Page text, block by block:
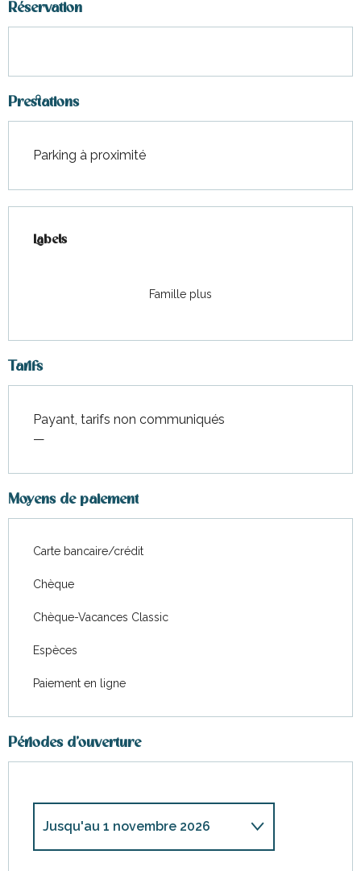
Réservation
Prestations
Parking à proximité
Labels
Labels
Famille plus
Tarifs
Payant, tarifs non communiqués
—
Moyens de paiement
Carte bancaire/crédit
Chèque
Chèque-Vacances Classic
Espèces
Paiement en ligne
Périodes d'ouverture
Jusqu'au 1 novembre 2026